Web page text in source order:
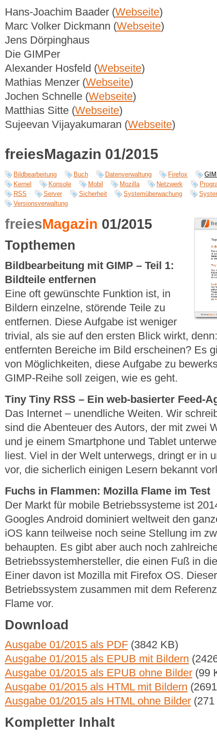
Hans-Joachim Baader (Webseite)
Marc Volker Dickmann (Webseite)
Jens Dörpinghaus
Die GIMPer
Alexander Hosfeld (Webseite)
Mathias Menzer (Webseite)
Jochen Schnelle (Webseite)
Matthias Sitte (Webseite)
Sujeevan Vijayakumaran (Webseite)
freiesMagazin 01/2015
Bildbearbeitung Buch Datenverwaltung Firefox
Kernel
Konsole Mobil Mozilla Netzwerk
RSS
Server Sicherheit Systemüberwachung
Versionsverwaltung
freiesMagazin 01/2015
Topthemen
Bildbearbeitung mit GIMP – Teil 1:
Bildteile entfernen
Eine oft gewünschte Funktion ist, in
Bildern einzelne, störende Teile zu
entfernen. Diese Aufgabe ist weniger
trivial, als sie auf den ersten Blick wirkt,
entfernten Bereiche im Bild erscheinen? Es
von Möglichkeiten, diese Aufgabe zu
GIMP-Reihe soll zeigen, wie es geht.
Tiny Tiny RSS – Ein web-basierter Feed-
Das Internet – unendliche Weiten. Wir
sind die Abenteuer des Autors, der mit zwei
und je einem Smartphone und Tablet
liest. Viel in der Welt unterwegs, dringt er in
vor, die sicherlich einigen Lesern bekannt
Fuchs in Flammen: Mozilla Flame im Test
Der Markt für mobile Betriebssysteme ist
Googles Android dominiert weltweit den
iOS kann teilweise noch seine Stellung im
behaupten. Es gibt aber auch noch
Betriebssystemhersteller, die einen Fuß in
Einer davon ist Mozilla mit Firefox OS.
Betriebssystem zusammen mit dem
Flame vor.
Download
Ausgabe 01/2015 als PDF (3842 KB)
Ausgabe 01/2015 als EPUB mit Bildern
Ausgabe 01/2015 als EPUB ohne Bilder (99
Ausgabe 01/2015 als HTML mit Bildern
Ausgabe 01/2015 als HTML ohne Bilder
Kompletter Inhalt